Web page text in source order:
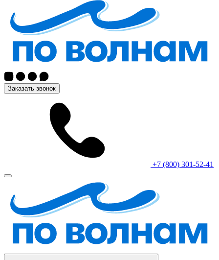
Заказать звонок
+7 (800) 301-52-41